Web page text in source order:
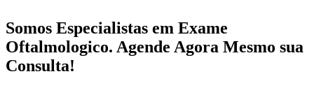
Somos Especialistas em Exame
Oftalmologico. Agende Agora Mesmo sua
Consulta!